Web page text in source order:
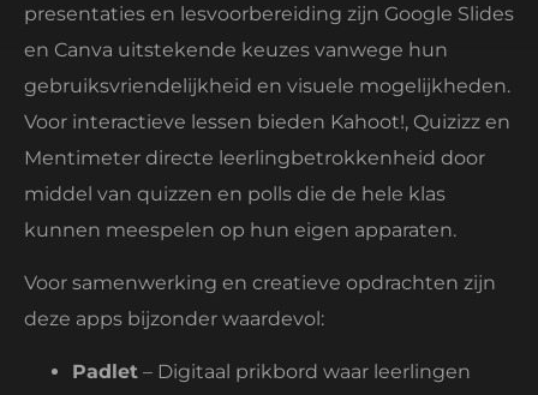
presentaties en lesvoorbereiding zijn Google Slides
en Canva uitstekende keuzes vanwege hun
gebruiksvriendelijkheid en visuele mogelijkheden.
Voor interactieve lessen bieden Kahoot!, Quizizz en
Mentimeter directe leerlingbetrokkenheid door
middel van quizzen en polls die de hele klas
kunnen meespelen op hun eigen apparaten.
Voor samenwerking en creatieve opdrachten zijn
deze apps bijzonder waardevol:
Padlet – Digitaal prikbord waar leerlingen